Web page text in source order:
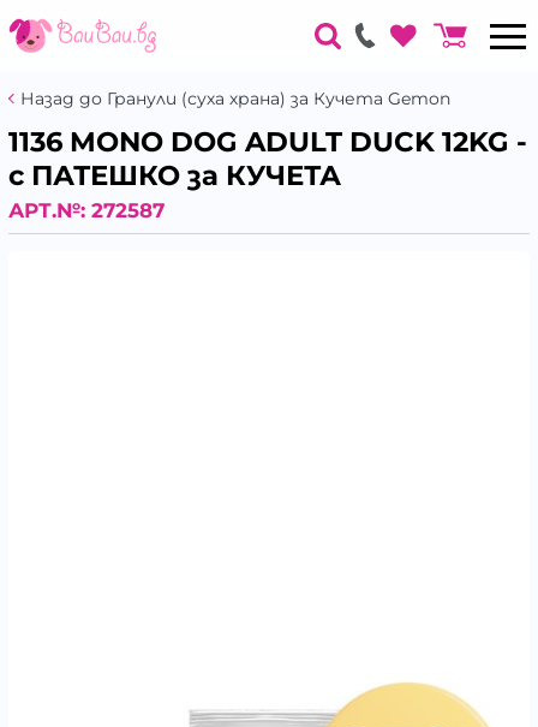
Назад до Гранули (суха храна) за Кучета Gemon
1136 MONO DOG ADULT DUCK 12KG -
с ПАТЕШКО за КУЧЕТА
АРТ.№: 272587